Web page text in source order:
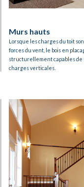
Murs hauts​
Lorsque les charges du toit
forces du vent, le bois en
structurellement capables de
charges verticales.